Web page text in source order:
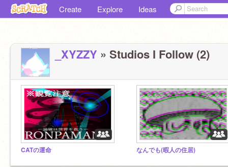
Create Explore Ideas
_XYZZY » Studios I Follow (2)
CATの運命 なんでも(暇人の住居)